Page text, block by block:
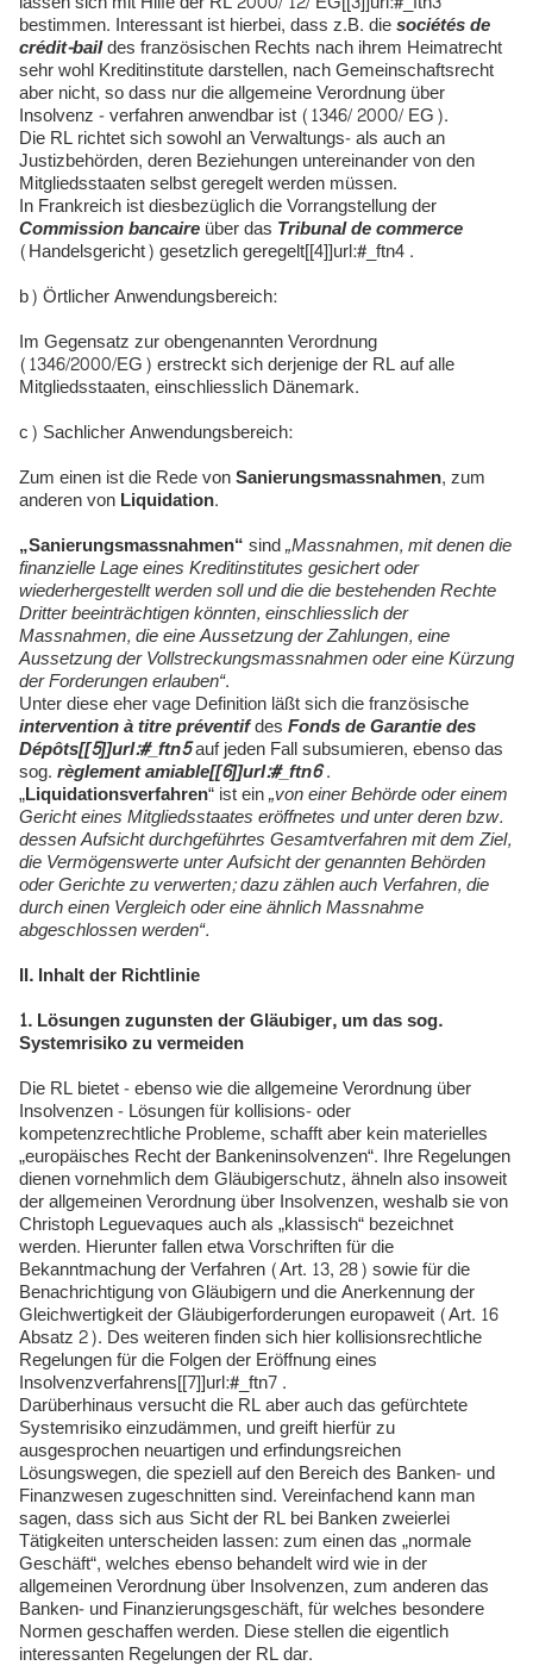
bestimmen. Interessant ist hierbei, dass z.B. diesociétés de
crédit-baildes französischen Rechts nach ihrem Heimatrecht
sehr wohl Kreditinstitute darstellen, nach Gemeinschaftsrecht
aber nicht, so dass nur die allgemeine Verordnung über
Insolvenz - verfahren anwendbar ist (1346/ 2000/ EG).
Die RL richtet sich sowohl an Verwaltungs- als auch an
Justizbehörden, deren Beziehungen untereinander von den
Mitgliedsstaaten selbst geregelt werden müssen.
In Frankreich ist diesbezüglich die Vorrangstellung der
Commission bancaireüber das Tribunal de commerce
(Handelsgericht) gesetzlich geregelt[[4]]url:#_ftn4 .
b) Örtlicher Anwendungsbereich:
Im Gegensatz zur obengenannten Verordnung
(1346/2000/EG) erstreckt sich derjenige der RL auf alle
Mitgliedsstaaten, einschliesslich Dänemark.
c) Sachlicher Anwendungsbereich:
Zum einen ist die Rede vonSanierungsmassnahmen, zum
anderen vonLiquidation.
„Sanierungsmassnahmen“sind„Massnahmen, mit denen die
finanzielle Lage eines Kreditinstitutes gesichert oder
wiederhergestellt werden soll und die die bestehenden Rechte
Dritter beeinträchtigen könnten, einschliesslich der
Massnahmen, die eine Aussetzung der Zahlungen, eine
Aussetzung der Vollstreckungsmassnahmen oder eine Kürzung
der Forderungen erlauben“.
Unter diese eher vage Definition läßt sich die französische
intervention à titre préventifdesFonds de Garantie des
Dépôts[[5]]url:#_ftn5auf jeden Fall subsumieren, ebenso das
sog.règlement amiable[[6]]url:#_ftn6.
„Liquidationsverfahren“ ist ein„von einer Behörde oder einem
Gericht eines Mitgliedsstaates eröffnetes und unter deren bzw.
dessen Aufsicht durchgeführtes Gesamtverfahren mit dem Ziel,
die Vermögenswerte unter Aufsicht der genannten Behörden
oder Gerichte zu verwerten; dazu zählen auch Verfahren, die
durch einen Vergleich oder eine ähnlich Massnahme
abgeschlossen werden“.
II. Inhalt der Richtlinie
1. Lösungen zugunsten der Gläubiger, um das sog.
Systemrisiko zu vermeiden
Die RL bietet - ebenso wie die allgemeine Verordnung über
Insolvenzen - Lösungen für kollisions- oder
kompetenzrechtliche Probleme, schafft aber kein materielles
„europäisches Recht der Bankeninsolvenzen“. Ihre Regelungen
dienen vornehmlich dem Gläubigerschutz, ähneln also insoweit
der allgemeinen Verordnung über Insolvenzen, weshalb sie von
Christoph Leguevaques auch als „klassisch“ bezeichnet
werden. Hierunter fallen etwa Vorschriften für die
Bekanntmachung der Verfahren (Art. 13, 28) sowie für die
Benachrichtigung von Gläubigern und die Anerkennung der
Gleichwertigkeit der Gläubigerforderungen europaweit (Art. 16
Absatz 2). Des weiteren finden sich hier kollisionsrechtliche
Regelungen für die Folgen der Eröffnung eines
Insolvenzverfahrens[[7]]url:#_ftn7 .
Darüberhinaus versucht die RL aber auch das gefürchtete
Systemrisiko einzudämmen, und greift hierfür zu
ausgesprochen neuartigen und erfindungsreichen
Lösungswegen, die speziell auf den Bereich des Banken- und
Finanzwesen zugeschnitten sind. Vereinfachend kann man
sagen, dass sich aus Sicht der RL bei Banken zweierlei
Tätigkeiten unterscheiden lassen: zum einen das „normale
Geschäft“, welches ebenso behandelt wird wie in der
allgemeinen Verordnung über Insolvenzen, zum anderen das
Banken- und Finanzierungsgeschäft, für welches besondere
Normen geschaffen werden. Diese stellen die eigentlich
interessanten Regelungen der RL dar.